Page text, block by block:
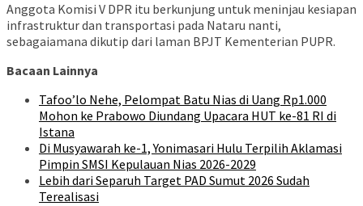
Anggota Komisi V DPR itu berkunjung untuk meninjau kesiapan
infrastruktur dan transportasi pada Nataru nanti,
sebagaiamana dikutip dari laman BPJT Kementerian PUPR.
Bacaan Lainnya
Tafoo’lo Nehe, Pelompat Batu Nias di Uang Rp1.000
Mohon ke Prabowo Diundang Upacara HUT ke-81 RI di
Istana
Di Musyawarah ke-1, Yonimasari Hulu Terpilih Aklamasi
Pimpin SMSI Kepulauan Nias 2026-2029
Lebih dari Separuh Target PAD Sumut 2026 Sudah
Terealisasi